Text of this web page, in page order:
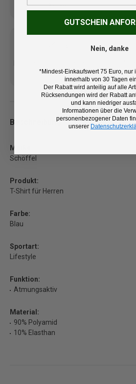
Artikel
€ (DE/AT)
Beschreibung
Marke:
Schöffel
Produkt:
T-Shirt für Herren
Farbe:
Blau
Sportart:
Lifestyle
Funktion:
Atmungsaktiv
Material:
90% Polyamid
10% Elasthan
GUTSCHEIN
Nein, danke
*Mindest-Einkaufswert 75 Euro, nur
innerhalb von 30 Tagen
Der Rabatt wird anteilig auf alle
Rücksendungen wird der Rabatt
und kann niedriger
Informationen über die
personenbezogener Daten
unserer